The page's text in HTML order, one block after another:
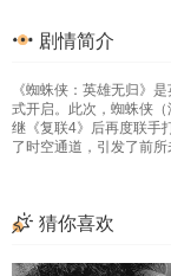
剧情简介
《蜘蛛侠：英雄无归》
式开启。此次，蜘蛛侠（
继《复联4》后再度联手
了时空通道，引发了前所
猜你喜欢